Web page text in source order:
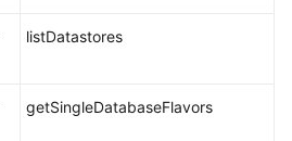
listDatastores
getSingleDatabaseFlavors